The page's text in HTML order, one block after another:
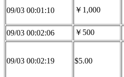
09/03 00:01:10 ￥1,000
09/03 00:02:06 ￥500
09/03 00:02:19 $5.00